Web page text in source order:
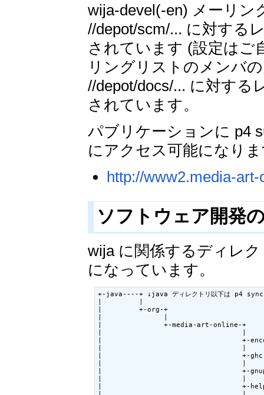
wija-devel(-en) メーリン
//depot/scm/... に対する
されています (設定はご
リングリストのメンバ
//depot/docs/... に対する
されています。
パブリケーションに p4
にアクセス可能になり
http://www2.media-
ソフトウェア開発
wija に関係するディレ
になっています。
+-java----+ ↓java ディレクトリ以下は p4 sync
|         +-org-+
|               +-media-art-online-+
|                                  +-encoding (
|                                  +-ghc
|                                  +-gnupg
|                                  +-helpgen  (